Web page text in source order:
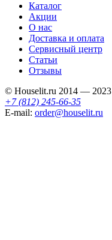
Каталог
Акции
О нас
Доставка и оплата
Сервисный центр
Статьи
Отзывы
© Houselit.ru 2014 — 2023
+7 (812) 245-66-35
E-mail: order@houselit.ru